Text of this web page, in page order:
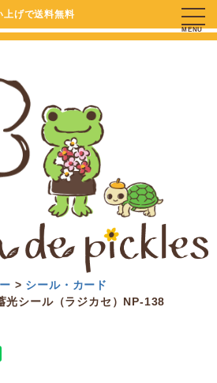
げで送料無料
MENU
シール・カード
光シール（ラジカセ）NP-138